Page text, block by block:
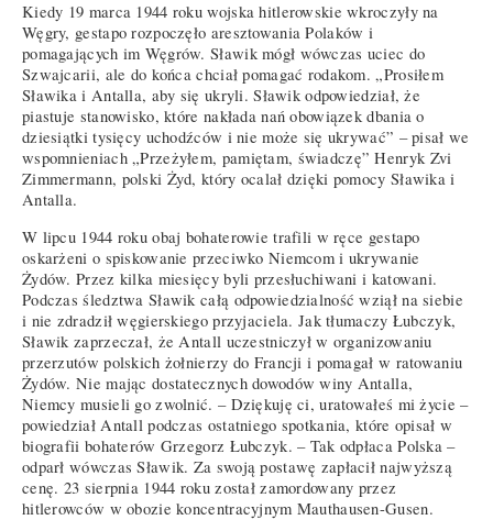
Kiedy 19 marca 1944 roku wojska hitlerowskie wkroczyły na
Węgry, gestapo rozpoczęło aresztowania Polaków i
pomagających im Węgrów. Sławik mógł wówczas uciec do
Szwajcarii, ale do końca chciał pomagać rodakom. „Prosiłem
Sławika i Antalla, aby się ukryli. Sławik odpowiedział, że
piastuje stanowisko, które nakłada nań obowiązek dbania o
dziesiątki tysięcy uchodźców i nie może się ukrywać” – pisał we
wspomnieniach „Przeżyłem, pamiętam, świadczę” Henryk Zvi
Zimmermann, polski Żyd, który ocalał dzięki pomocy Sławika i
Antalla.
W lipcu 1944 roku obaj bohaterowie trafili w ręce gestapo
oskarżeni o spiskowanie przeciwko Niemcom i ukrywanie
Żydów. Przez kilka miesięcy byli przesłuchiwani i katowani.
Podczas śledztwa Sławik całą odpowiedzialność wziął na siebie
i nie zdradził węgierskiego przyjaciela. Jak tłumaczy Łubczyk,
Sławik zaprzeczał, że Antall uczestniczył w organizowaniu
przerzutów polskich żołnierzy do Francji i pomagał w ratowaniu
Żydów. Nie mając dostatecznych dowodów winy Antalla,
Niemcy musieli go zwolnić. – Dziękuję ci, uratowałeś mi życie –
powiedział Antall podczas ostatniego spotkania, które opisał w
biografii bohaterów Grzegorz Łubczyk. – Tak odpłaca Polska –
odparł wówczas Sławik. Za swoją postawę zapłacił najwyższą
cenę. 23 sierpnia 1944 roku został zamordowany przez
hitlerowców w obozie koncentracyjnym Mauthausen-Gusen.